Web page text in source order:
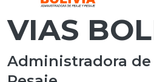
VIAS
Administradora de